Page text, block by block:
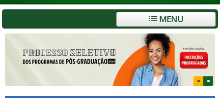
MENU